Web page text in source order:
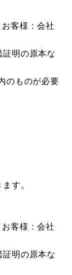
客様：会社
証明の原本な
のものが必要
す。
客様：会社
証明の原本な